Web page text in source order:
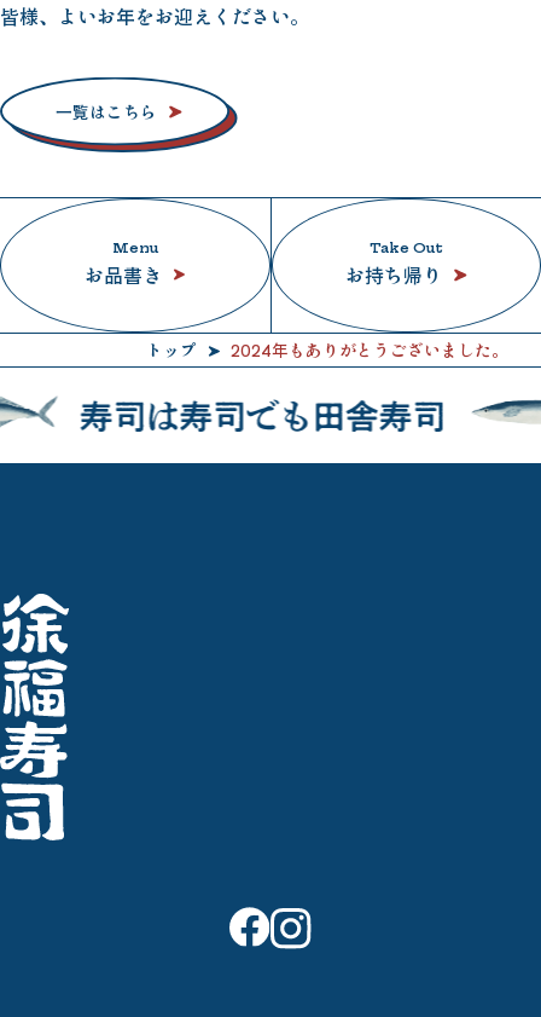
皆様、よいお年をお迎えください。
一覧はこちら
Menu
お品書き
Take Out
お持ち帰り
トップ 2024年もありがとうございました。